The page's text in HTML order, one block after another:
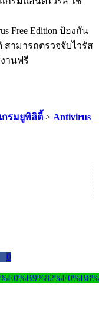
Free Edition ป้องกัน
สามารถตรวจจับไวรัส
านฟรี
กรมยูทิลิตี้ > Antivirus
0